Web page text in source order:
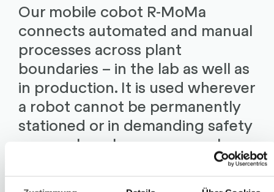
Our mobile cobot R-MoMa
connects automated and manual
processes across plant
boundaries – in the lab as well as
in production. It is used wherever
a robot cannot be permanently
stationed or in demanding safety
zones where humans are only
allowed to work under complex
restrictions.